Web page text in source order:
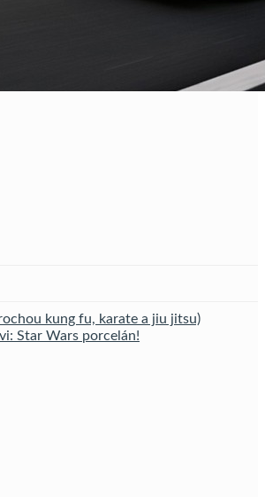
kung fu, karate a jiu jitsu)
Star Wars porcelán!